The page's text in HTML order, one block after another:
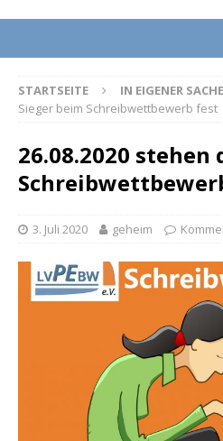
STARTSEITE IN EIGENER SACHE
Sieger beim Schreibwettbewerb fest
26.08.2020 stehen
3. Juli 2020 geheim